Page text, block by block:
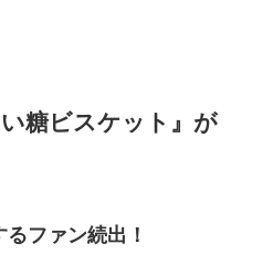
糖ビスケット』が
ファン続出！